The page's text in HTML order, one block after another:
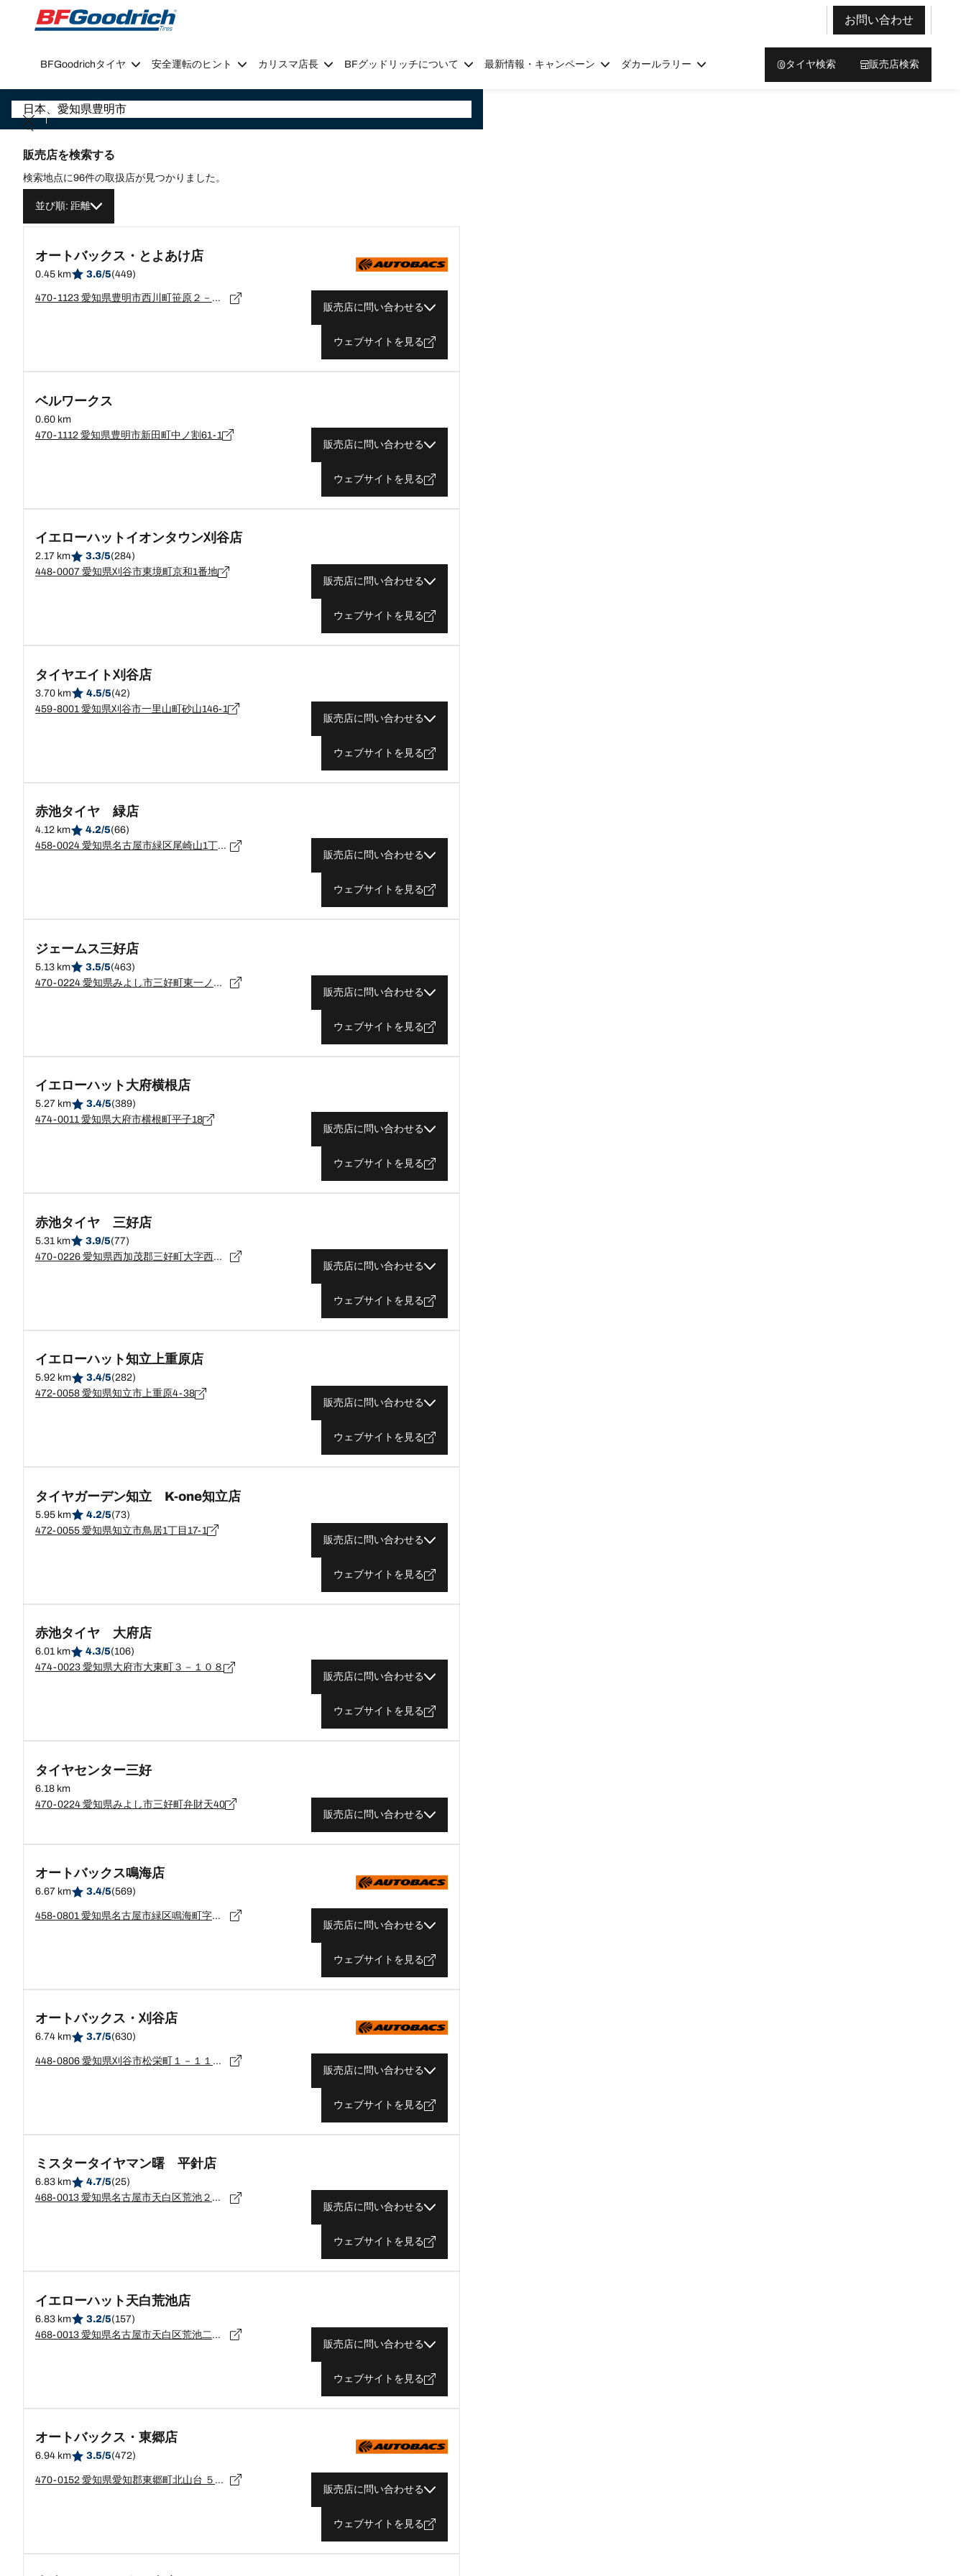
Go to page content
Go to page navigation
お問い合わせ
BFGoodrichタイヤ 安全運転のヒント カリスマ店長 BFグッドリッチについて 最新情報・キャンペーン ダカールラリー タイヤ検索 販売店検索
販売店を検索する
検索地点に96件の取扱店が見つかりました。
並び順: 距離
オートバックス・とよあけ店
0.45 km 3.6/5(449)
470-1123 愛知県豊明市西川町笹原２－１８
販売店に問い合わせる
ウェブサイトを見る
ベルワークス
0.60 km
470-1112 愛知県豊明市新田町中ノ割61-1
販売店に問い合わせる
ウェブサイトを見る
イエローハットイオンタウン刈谷店
2.17 km 3.3/5(284)
448-0007 愛知県刈谷市東境町京和1番地
販売店に問い合わせる
ウェブサイトを見る
タイヤエイト刈谷店
3.70 km 4.5/5(42)
459-8001 愛知県刈谷市一里山町砂山146-1
販売店に問い合わせる
ウェブサイトを見る
赤池タイヤ 緑店
4.12 km 4.2/5(66)
458-0024 愛知県名古屋市緑区尾崎山1丁目203番地
販売店に問い合わせる
ウェブサイトを見る
ジェームス三好店
5.13 km 3.5/5(463)
470-0224 愛知県みよし市三好町東一ノ沢 1番地の2
販売店に問い合わせる
ウェブサイトを見る
イエローハット大府横根店
5.27 km 3.4/5(389)
474-0011 愛知県大府市横根町平子18
販売店に問い合わせる
ウェブサイトを見る
赤池タイヤ 三好店
5.31 km 3.9/5(77)
470-0226 愛知県西加茂郡三好町大字西一色字〆林３９番地
販売店に問い合わせる
ウェブサイトを見る
イエローハット知立上重原店
5.92 km 3.4/5(282)
472-0058 愛知県知立市上重原4-38
販売店に問い合わせる
ウェブサイトを見る
タイヤガーデン知立 K-one知立店
5.95 km 4.2/5(73)
472-0055 愛知県知立市鳥居1丁目17-1
販売店に問い合わせる
ウェブサイトを見る
赤池タイヤ 大府店
6.01 km 4.3/5(106)
474-0023 愛知県大府市大東町３－１０８
販売店に問い合わせる
ウェブサイトを見る
タイヤセンター三好
6.18 km
470-0224 愛知県みよし市三好町弁財天40
販売店に問い合わせる
オートバックス鳴海店
6.67 km 3.4/5(569)
458-0801 愛知県名古屋市緑区鳴海町字三皿２０番
販売店に問い合わせる
ウェブサイトを見る
オートバックス・刈谷店
6.74 km 3.7/5(630)
448-0806 愛知県刈谷市松栄町１－１１－９
販売店に問い合わせる
ウェブサイトを見る
ミスタータイヤマン曙 平針店
6.83 km 4.7/5(25)
468-0013 愛知県名古屋市天白区荒池２－３３０４
販売店に問い合わせる
ウェブサイトを見る
イエローハット天白荒池店
6.83 km 3.2/5(157)
468-0013 愛知県名古屋市天白区荒池二丁目1216番地
販売店に問い合わせる
ウェブサイトを見る
オートバックス・東郷店
6.94 km 3.5/5(472)
470-0152 愛知県愛知郡東郷町北山台 ５丁目４－１
販売店に問い合わせる
ウェブサイトを見る